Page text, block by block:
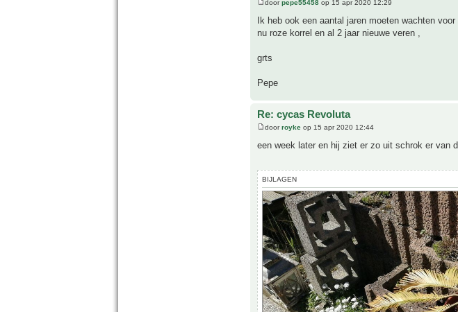
doorpepe55458 op 15 apr 2020 12:29
Ik heb ook een aantal jaren moeten wachten
nu roze korrel en al 2 jaar nieuwe veren ,
grts
Pepe
Re: cycas Revoluta
doorroyke op 15 apr 2020 12:44
een week later en hij ziet er zo uit schrok er van
BIJLAGEN